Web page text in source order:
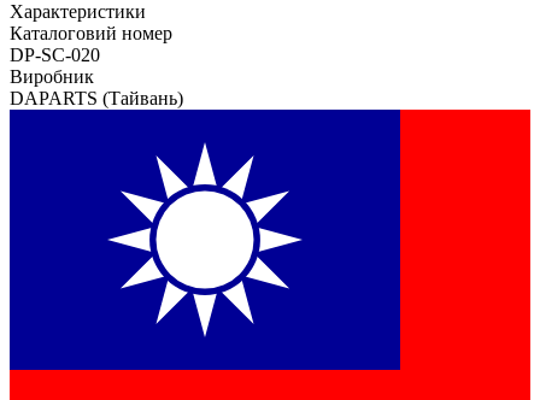
Характеристики
Каталоговий номер
DP-SC-020
Виробник
DAPARTS (Тайвань)